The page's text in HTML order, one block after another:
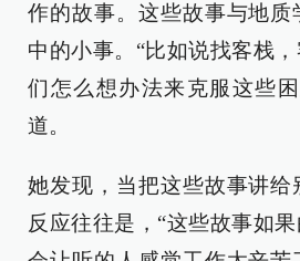
作的故事。这些故事与地质
中的小事。“比如说找客栈
们怎么想办法来克服这些
道。
她发现，当把这些故事讲给
反应往往是，“这些故事如